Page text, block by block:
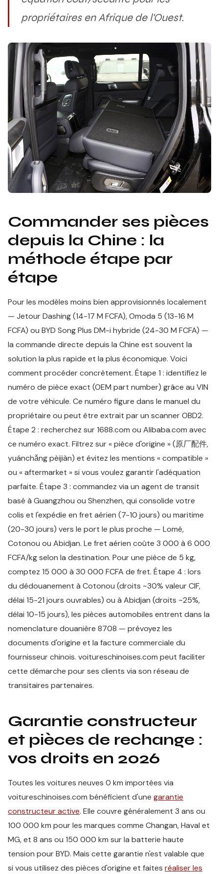
propriétaires en Afrique de l'Ouest.
Commander ses pièces
depuis la Chine : la
méthode étape par
étape
Pour les modèles moins bien approvisionnés localement
— Jetour Dashing (14-17 M FCFA), Omoda 5 (13-16 M
FCFA) ou BYD Song Plus DM-i hybride (24-30 M FCFA) —
la commande directe depuis la Chine est souvent la
solution la plus rapide et la plus économique. Voici
comment procéder concrètement. Étape 1 : identifiez le
numéro de pièce exact (OEM part number) grâce au VIN
de votre véhicule. Ce numéro figure dans le manuel du
propriétaire ou peut être extrait par un scanner OBD2.
Étape 2 : recherchez sur 1688.com ou Alibaba.com avec
ce numéro exact. Filtrez sur « pièce d'origine » (原厂配件,
yuánchǎng pèijiàn) et évitez les mentions « compatible »
ou « aftermarket » si vous voulez garantir l'adéquation
parfaite. Étape 3 : commandez via un agent de transit
basé à Guangzhou ou Shenzhen, qui consolide votre
colis et l'expédie en fret aérien (7-10 jours) ou maritime
(20-30 jours) vers le port le plus proche — Lomé,
Cotonou ou Abidjan. Le fret aérien coûte 3 000 à 6 000
FCFA/kg selon la destination. Pour une pièce de 5 kg,
comptez 15 000 à 30 000 FCFA de fret. Étape 4 : lors
du dédouanement à Cotonou (droits ~30% valeur CIF,
délai 15-21 jours ouvrables) ou à Abidjan (droits ~25%,
délai 10-15 jours), les pièces automobiles entrent dans la
nomenclature douanière 8708 — prévoyez les
documents d'origine et la facture commerciale du
fournisseur chinois. voitureschinoises.com peut faciliter
cette démarche pour ses clients via son réseau de
transitaires partenaires.
Garantie constructeur
et pièces de rechange :
vos droits en 2026
Toutes les voitures neuves 0 km importées via
voitureschinoises.com bénéficient d'une garantie
constructeur active. Elle couvre généralement 3 ans ou
100 000 km pour les marques comme Changan, Haval et
MG, et 8 ans ou 150 000 km sur la batterie haute
tension pour BYD. Mais cette garantie n'est valable que
si vous utilisez des pièces d'origine et faites réaliser les